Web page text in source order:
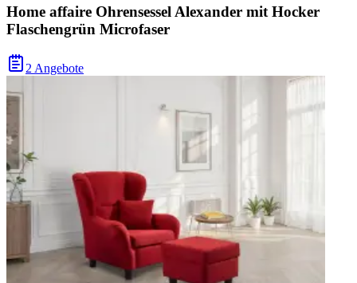
Home affaire Ohrensessel Alexander mit Hocker
Flaschengrün Microfaser
2 Angebote